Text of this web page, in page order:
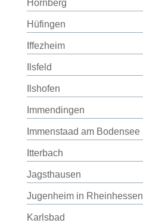
Hornberg
Hüfingen
Iffezheim
Ilsfeld
Ilshofen
Immendingen
Immenstaad am Bodensee
Itterbach
Jagsthausen
Jugenheim in Rheinhessen
Karlsbad